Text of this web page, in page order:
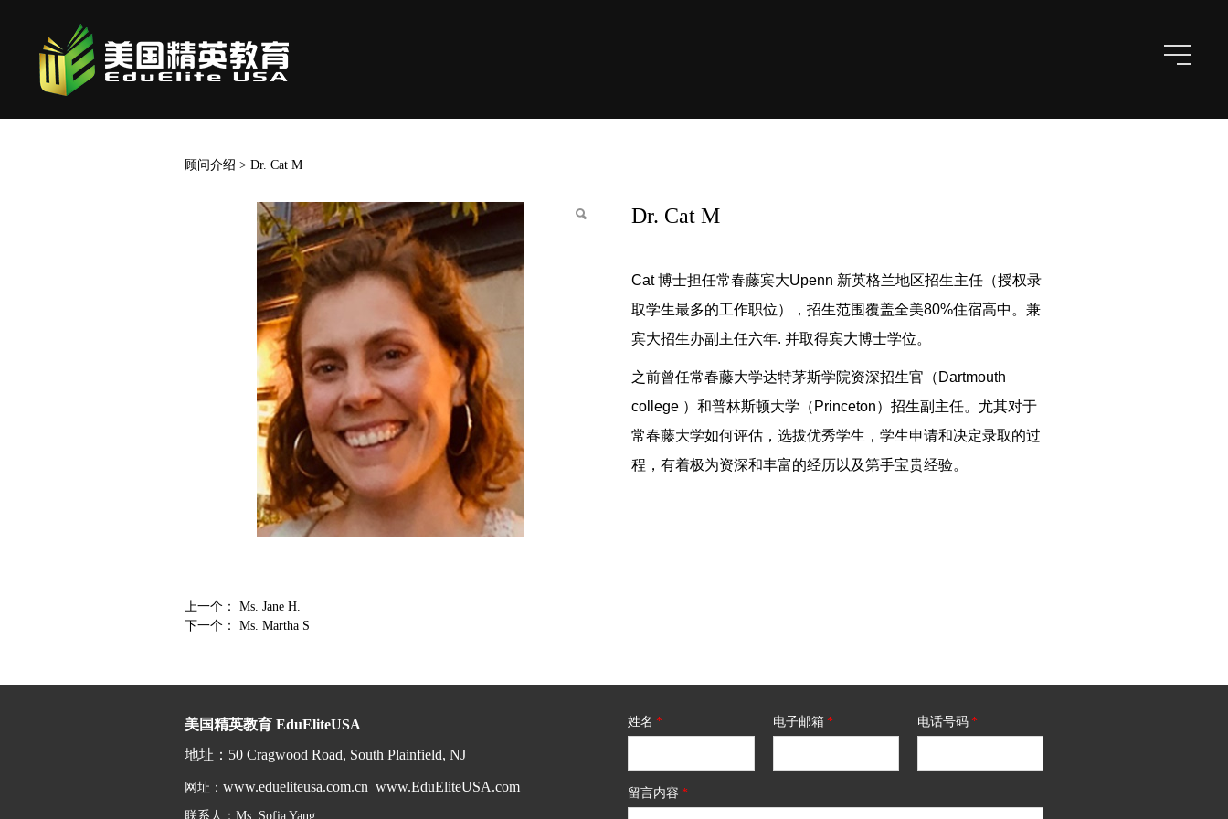
Dr. Cat M
顾问介绍 > Dr. Cat M
Dr. Cat M
Cat 博士担任常春藤宾大Upenn 新英格兰地区招生主任（授权录
取学生最多的工作职位），招生范围覆盖全美80%住宿高中。兼
宾大招生办副主任六年. 并取得宾大博士学位。
之前曾任常春藤大学达特茅斯学院资深招生官（Dartmouth
college ）和普林斯顿大学（Princeton）招生副主任。尤其对于
常春藤大学如何评估，选拔优秀学生，学生申请和决定录取的过
程，有着极为资深和丰富的经历以及第手宝贵经验。
上一个： Ms. Jane H.
下一个： Ms. Martha S
美国精英教育 EduEliteUSA
地址 ： 50 Cragwood Road, South Plainfield, NJ
网址： www.edueliteusa.com.cn www.EduEliteUSA.com
联系人：Ms. Sofia Yang
姓名 * 电子邮箱 * 电话号码 *
留言内容 *